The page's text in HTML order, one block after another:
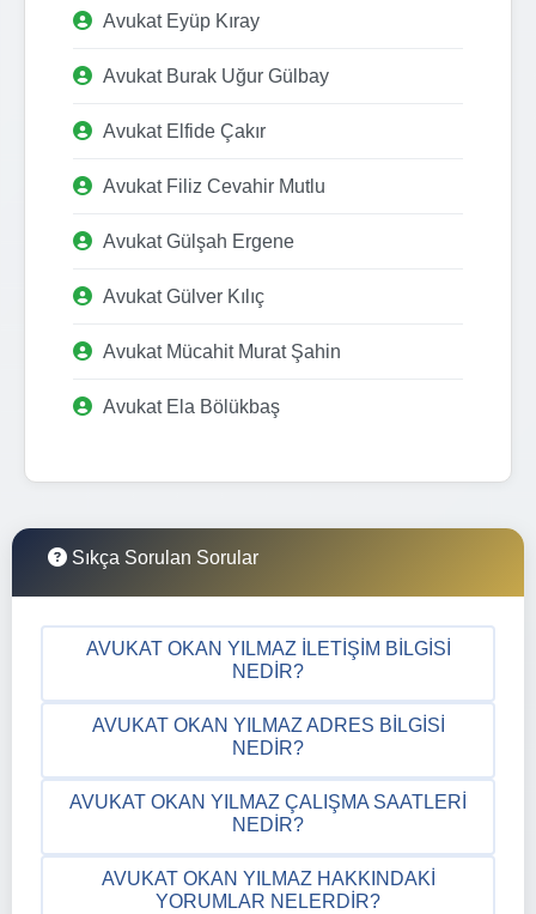
Avukat Eyüp Kıray
Avukat Burak Uğur Gülbay
Avukat Elfide Çakır
Avukat Filiz Cevahir Mutlu
Avukat Gülşah Ergene
Avukat Gülver Kılıç
Avukat Mücahit Murat Şahin
Avukat Ela Bölükbaş
Sıkça Sorulan Sorular
AVUKAT OKAN YILMAZ İLETIŞIM BILGISI
NEDIR?
AVUKAT OKAN YILMAZ ADRES BILGISI
NEDIR?
AVUKAT OKAN YILMAZ ÇALIŞMA SAATLERI
NEDIR?
AVUKAT OKAN YILMAZ HAKKINDAKI
YORUMLAR NELERDIR?